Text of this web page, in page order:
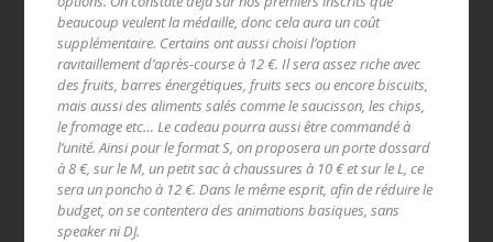
beaucoup veulent la médaille, donc cela aura un coût
supplémentaire. Certains ont aussi choisi l’option
ravitaillement d’après-course à 12 €. Il sera assez riche avec
des fruits, barres énergétiques, fruits secs ou encore biscuits,
mais aussi des aliments salés comme le saucisson, les chips,
le fromage etc… Le cadeau pourra aussi être commandé à
l’unité. Ainsi pour le format S, on proposera un porte dossard
à 8 €, sur le M, un petit sac à chaussures à 10 € et sur le L, ce
sera un poncho à 12 €. Dans le même esprit, afin de réduire le
budget, on se contentera des animations basiques, sans
speaker ni DJ.